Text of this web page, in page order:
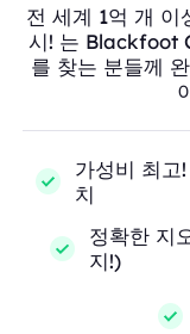
전 세계 1억 개 이
시! 는 Blackfoot
를 찾는 분들께
가성비 최고
치
정확한 지
지!)